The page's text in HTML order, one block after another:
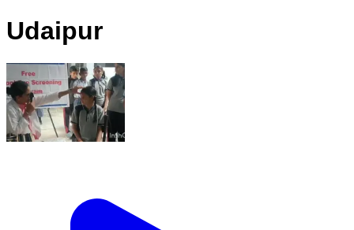
Udaipur